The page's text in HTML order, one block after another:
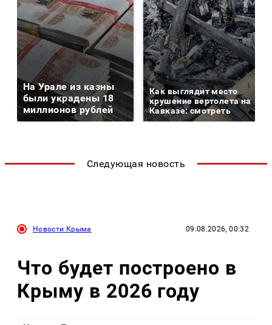
На Урале из казны
были украдены 18
миллионов рублей
Как выглядит место
крушение вертолета на
Кавказе: смотреть
Следующая новость
Новости Крыма 09.08.2026, 00:32
Что будет построено в
Крыму в 2026 году